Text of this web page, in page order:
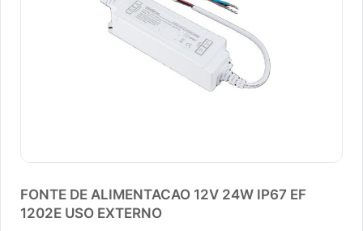
FONTE DE ALIMENTACAO 12V 24W IP67 EF
1202E USO EXTERNO